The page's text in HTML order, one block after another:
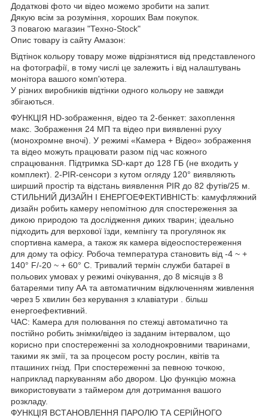
Додаткові фото чи відео можемо зробити на запит.
Дякую всім за розуміння, хороших Вам покупок.
З повагою магазин "Техно-Stock"
Опис товару із сайту Амазон:
Відтінок кольору товару може відрізнятися від представленого
на фотографії, в тому числі це залежить і від налаштувань
монітора вашого комп'ютера.
У різних виробників відтінки одного кольору не завжди
збігаються.
ФУНКЦІЯ HD-зображення, відео та 2-бенкет: захоплення
макс. Зображення 24 МП та відео при виявленні руху
(монохромне вночі). У режимі «Камера + Відео» зображення
та відео можуть працювати разом під час кожного
спрацювання. Підтримка SD-карт до 128 ГБ (не входить у
комплект). 2-PIR-сенсори з кутом огляду 120° виявляють
ширший простір та відстань виявлення PIR до 82 футів/25 м.
СТИЛЬНИЙ ДИЗАЙН І ЕНЕРГОЕФЕКТИВНІСТЬ: камуфляжний
дизайн робить камеру непомітною для спостереження за
дикою природою та дослідження диких тварин; ідеально
підходить для верхової їзди, кемпінгу та прогулянок як
спортивна камера, а також як камера відеоспостереження
для дому та офісу. Робоча температура становить від -4 ~ +
140° F/-20 ~ + 60° C. Тривалий термін служби батареї в
польових умовах у режимі очікування, до 8 місяців з 8
батареями типу АА та автоматичним відключенням живлення
через 5 хвилин без керування з клавіатури . більш
енергоефективний.
ЧАС: Камера для полювання по стежці автоматично та
постійно робить знімки/відео із заданим інтервалом, що
корисно при спостереженні за холоднокровними тваринами,
такими як змії, та за процесом росту рослин, квітів та
пташиних гнізд. При спостереженні за певною точкою,
наприклад паркуванням або двором. Цю функцію можна
використовувати з таймером для дотримання вашого
розкладу.
ФУНКЦІЯ ВСТАНОВЛЕННЯ ПАРОЛЮ ТА СЕРІЙНОГО